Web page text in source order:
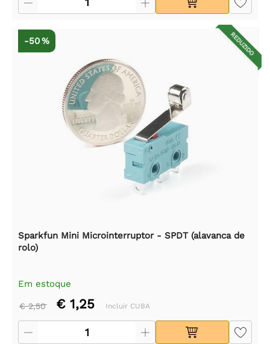
REDUZIDO
-50 %
Sparkfun Mini Microinterruptor - SPDT (alavanca de
rolo)
Em estoque
€ 2,50 € 1,25 Incluir CUBA